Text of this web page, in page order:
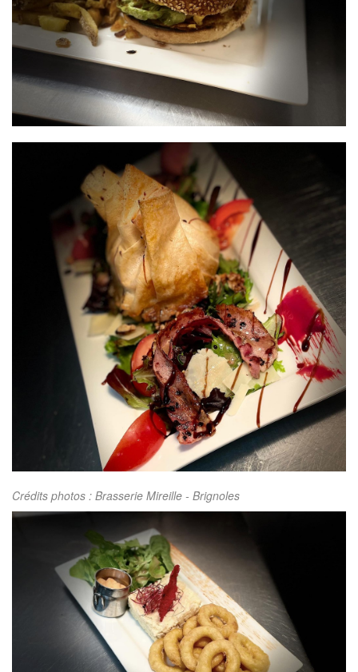
Crédits photos : Brasserie Mireille - Brignoles